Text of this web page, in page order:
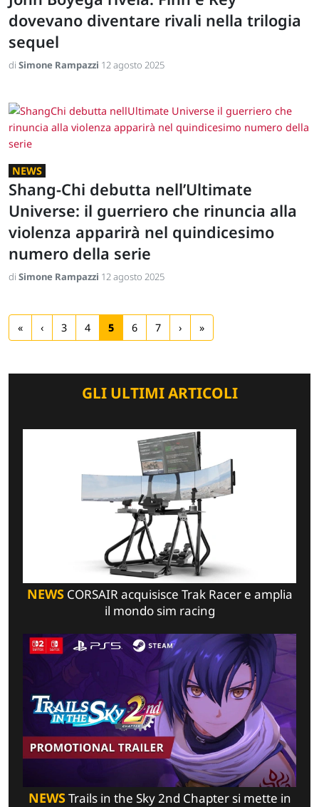
dovevano diventare rivali nella trilogia
sequel
di Simone Rampazzi 12 agosto 2025
NEWS
Shang-Chi debutta nell’Ultimate
Universe: il guerriero che rinuncia alla
violenza apparirà nel quindicesimo
numero della serie
di Simone Rampazzi 12 agosto 2025
« ‹ 3 4 5 6 7 › »
GLI ULTIMI ARTICOLI
NEWSCORSAIR acquisisce Trak Racer e amplia
il mondo sim racing
NEWSTrails in the Sky 2nd Chapter si mette in